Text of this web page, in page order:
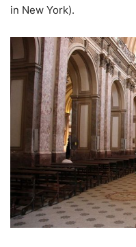
in New York).